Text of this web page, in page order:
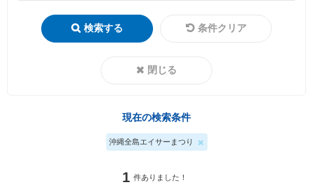
検索する 条件クリア
閉じる
現在の検索条件
沖縄全島エイサーまつり
1 件ありました！